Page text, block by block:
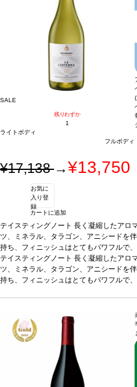
レッシュな果実を伴い、ほのかなスパイ
しりとして引き締まった、美しいバラン
ている。滑らかで魅力的な余韻に、口中
カー、フランシスコ・ベッティグ
マルベック、9% カルメネール、6% プテ
らの涼しい風の影響を受けた穏やかな気
のとれたエレガントなスタイルが特徴的
ー色。香り高く複雑なノーズを示し、プ
レッシュな果実を伴い、ほのかなスパイ
しりとして引き締まった、美しいバラン
ている。滑らかで魅力的な余韻に、口中
カー、フランシスコ・ベッティグ
葡萄品
マルベック、9% カルメネール、6% プテ
SALE
残りわずか
1
ライトボディ
フルボディ
¥17,138→¥13,750
お気に
入り登
録
カートに追加
テイスティングノート 長く凝縮したアロ
ツ、ミネラル、タラゴン、アニシードを
持ち、フィニッシュはとてもパワフルで
ィンテージが在庫切れの場合、在庫があ
テージに変更されます、ご了承ください。
テイスティングノート 長く凝縮したアロ
ツ、ミネラル、タラゴン、アニシードを
持ち、フィニッシュはとてもパワフルで